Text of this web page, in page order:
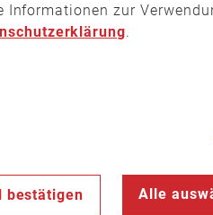
zur
.
bestätigen Alle